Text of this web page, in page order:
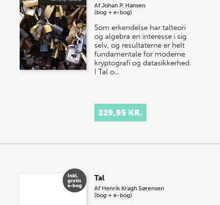
AfJohan P. Hansen
(bog + e-bog)
Som erkendelse har talteori
og algebra en interesse i sig
selv, og resultaterne er helt
fundamentale for moderne
kryptografi og datasikkerhed.
I Tal o…
229,95 KR.
Tal
Af Henrik Kragh Sørensen
(bog + e-bog)